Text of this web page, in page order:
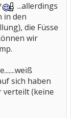
...allerdings
in den
die Füsse
wir
sich haben
verteilt (keine